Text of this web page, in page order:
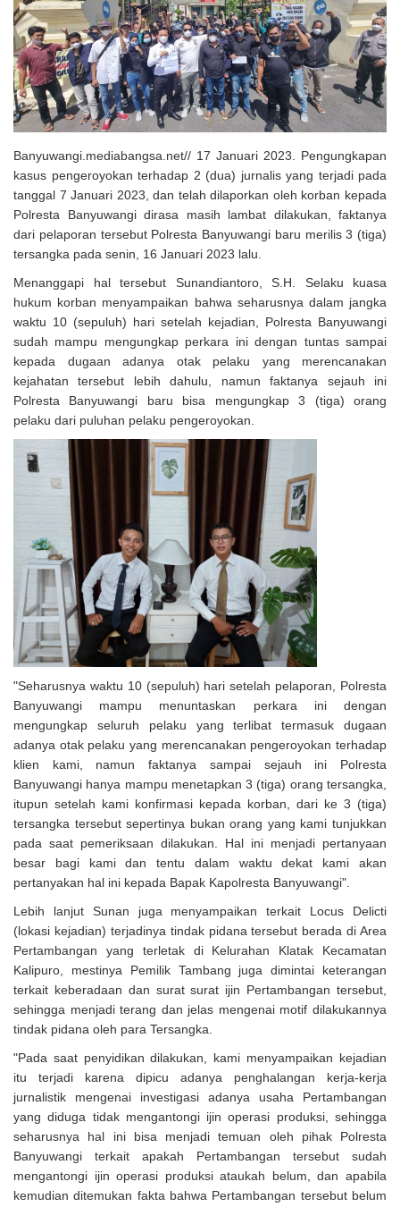
Uji Coba Program NADI JKN
Banyuwangi.mediabangsa.net// 17 Januari 2023. Pengungkapan
kasus pengeroyokan terhadap 2 (dua) jurnalis yang terjadi pada
tanggal 7 Januari 2023, dan telah dilaporkan oleh korban kepada
Polresta Banyuwangi dirasa masih lambat dilakukan, faktanya
dari pelaporan tersebut Polresta Banyuwangi baru merilis 3 (tiga)
tersangka pada senin, 16 Januari 2023 lalu.
Menanggapi hal tersebut Sunandiantoro, S.H. Selaku kuasa
hukum korban menyampaikan bahwa seharusnya dalam jangka
waktu 10 (sepuluh) hari setelah kejadian, Polresta Banyuwangi
sudah mampu mengungkap perkara ini dengan tuntas sampai
kepada dugaan adanya otak pelaku yang merencanakan
kejahatan tersebut lebih dahulu, namun faktanya sejauh ini
Polresta Banyuwangi baru bisa mengungkap 3 (tiga) orang
pelaku dari puluhan pelaku pengeroyokan.
"Seharusnya waktu 10 (sepuluh) hari setelah pelaporan, Polresta
Banyuwangi mampu menuntaskan perkara ini dengan
mengungkap seluruh pelaku yang terlibat termasuk dugaan
adanya otak pelaku yang merencanakan pengeroyokan terhadap
klien kami, namun faktanya sampai sejauh ini Polresta
Banyuwangi hanya mampu menetapkan 3 (tiga) orang tersangka,
itupun setelah kami konfirmasi kepada korban, dari ke 3 (tiga)
tersangka tersebut sepertinya bukan orang yang kami tunjukkan
pada saat pemeriksaan dilakukan. Hal ini menjadi pertanyaan
besar bagi kami dan tentu dalam waktu dekat kami akan
pertanyakan hal ini kepada Bapak Kapolresta Banyuwangi".
Lebih lanjut Sunan juga menyampaikan terkait Locus Delicti
(lokasi kejadian) terjadinya tindak pidana tersebut berada di Area
Pertambangan yang terletak di Kelurahan Klatak Kecamatan
Kalipuro, mestinya Pemilik Tambang juga dimintai keterangan
terkait keberadaan dan surat surat ijin Pertambangan tersebut,
sehingga menjadi terang dan jelas mengenai motif dilakukannya
tindak pidana oleh para Tersangka.
"Pada saat penyidikan dilakukan, kami menyampaikan kejadian
itu terjadi karena dipicu adanya penghalangan kerja-kerja
jurnalistik mengenai investigasi adanya usaha Pertambangan
yang diduga tidak mengantongi ijin operasi produksi, sehingga
seharusnya hal ini bisa menjadi temuan oleh pihak Polresta
Banyuwangi terkait apakah Pertambangan tersebut sudah
mengantongi ijin operasi produksi ataukah belum, dan apabila
kemudian ditemukan fakta bahwa Pertambangan tersebut belum